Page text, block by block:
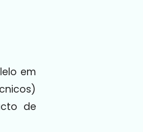
em
de